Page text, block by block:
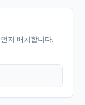
저 배치합니다.